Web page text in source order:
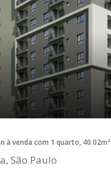
à venda com 1 quarto, 40.02m²
São Paulo